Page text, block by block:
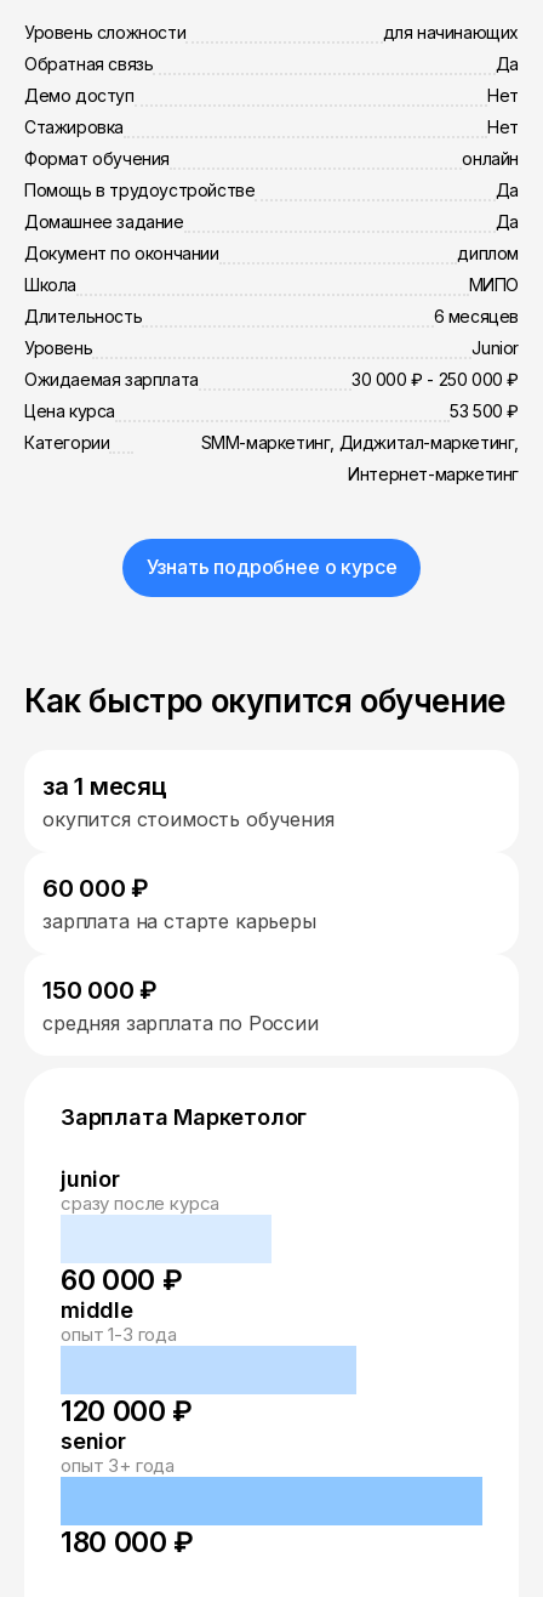
Уровень сложности
для начинающих
Обратная связь
Да
Демо доступ
Нет
Стажировка
Нет
Формат обучения
онлайн
Помощь в трудоустройстве
Да
Домашнее задание
Да
Документ по окончании
диплом
Школа
МИПО
Длительность
6 месяцев
Уровень
Junior
Ожидаемая зарплата
30 000 ₽ - 250 000 ₽
Цена курса
53 500 ₽
Категории
SMM-маркетинг, Диджитал-маркетинг,
Интернет-маркетинг
Узнать подробнее о курсе
Как быстро окупится обучение
за 1 месяц
окупится стоимость обучения
60 000 ₽
зарплата на старте карьеры
150 000 ₽
средняя зарплата по России
Зарплата Маркетолог
junior
сразу после курса
60 000 ₽
middle
опыт 1-3 года
120 000 ₽
senior
опыт 3+ года
180 000 ₽